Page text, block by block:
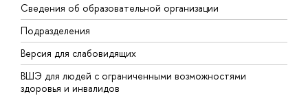
Сведения об образовательной организации
Подразделения
Версия для слабовидящих
ВШЭ для людей с ограниченными возможностями
здоровья и инвалидов